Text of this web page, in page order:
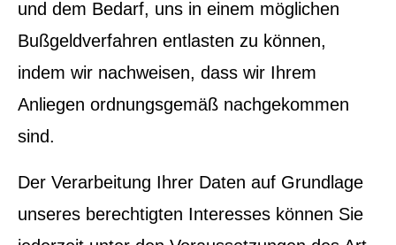
und dem Bedarf, uns in einem möglichen
Bußgeldverfahren entlasten zu können,
indem wir nachweisen, dass wir Ihrem
Anliegen ordnungsgemäß nachgekommen
sind.
Der Verarbeitung Ihrer Daten auf Grundlage
unseres berechtigten Interesses können Sie